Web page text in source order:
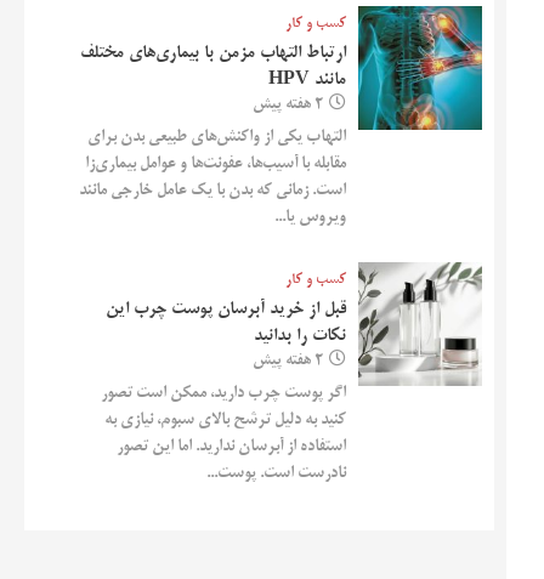
کسب و کار
ارتباط التهاب مزمن با بیماری‌های مختلف
مانند HPV
2 هفته پیش
التهاب یکی از واکنش‌های طبیعی بدن برای
مقابله با آسیب‌ها، عفونت‌ها و عوامل بیماری‌زا
است. زمانی که بدن با یک عامل خارجی مانند
ویروس یا...
کسب و کار
قبل از خرید آبرسان پوست چرب این
نکات را بدانید
2 هفته پیش
اگر پوست چرب دارید، ممکن است تصور
کنید به دلیل ترشح بالای سبوم، نیازی به
استفاده از آبرسان ندارید. اما این تصور
نادرست است. پوست...